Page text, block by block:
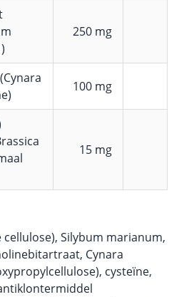
250 mg
100 mg
15 mg
Silybum marianum,
Cynara
cysteïne,